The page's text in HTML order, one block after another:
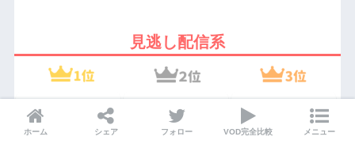
見逃し配信系
ホーム シェア フォロー VOD完全比較 メニュー